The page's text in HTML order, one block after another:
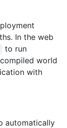
In the web
to run
world
with
automatically